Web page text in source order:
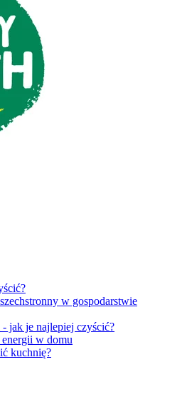
w gospodarstwie
jak je najlepiej czyścić?
energii w domu
kuchnię?